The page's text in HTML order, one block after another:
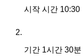
시작 시간 10:30
기간 1시간 30분